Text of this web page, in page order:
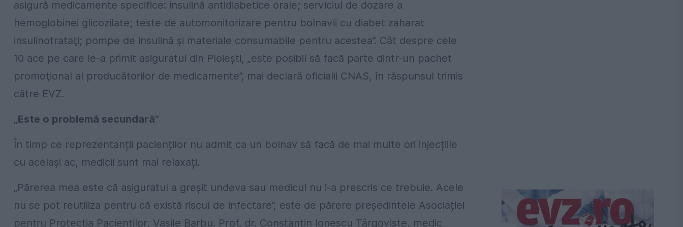
asigură medicamente specifice: insulină antidiabetice orale; serviciul de dozare a
hemoglobinei glicozilate; teste de automonitorizare pentru bolnavii cu diabet zaharat
insulinotrataţi; pompe de insulină și materiale consumabile pentru acestea”. Cât despre cele
10 ace pe care le-a primit asiguratul din Ploiești, „este posibil să facă parte dintr-un pachet
promoţional al producătorilor de medicamente”, mai declară oficialii CNAS, în răspunsul trimis
către EVZ.
„Este o problemă secundară”
În timp ce reprezentanții pacienților nu admit ca un bolnav să facă de mai multe ori injecțiile
cu același ac, medicii sunt mai relaxați.
„Părerea mea este că asiguratul a greșit undeva sau medicul nu i-a prescris ce trebuie. Acele
nu se pot reutiliza pentru că există riscul de infectare”, este de părere președintele Asociației
pentru Protecția Pacienților, Vasile Barbu. Prof. dr. Constantin Ionescu Târgoviște, medic